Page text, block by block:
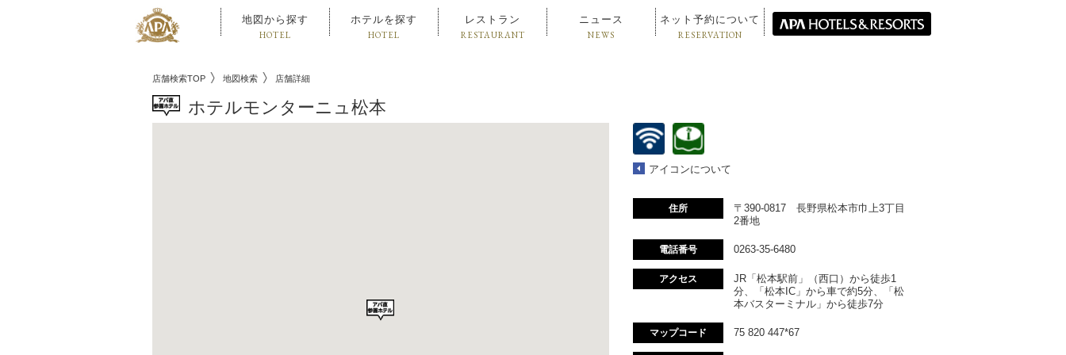
地図から探す
HOTEL
ホテルを探す
HOTEL
レストラン
RESTAURANT
ニュース
NEWS
ネット予約について
RESERVATION
店舗検索TOP 地図検索 店舗詳細
ホテルモンターニュ松本
アイコンについて
住所
〒390-0817 長野県松本市巾上3丁目
2番地
電話番号 0263-35-6480
アクセス
JR「松本駅前」（西口）から徒歩1
分、「松本IC」から車で約5分、「松
本バスターミナル」から徒歩7分
マップコード 75 820 447*67